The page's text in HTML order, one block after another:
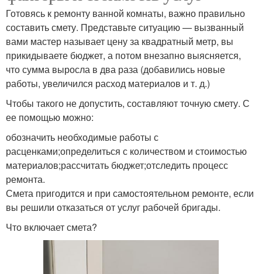
Готовясь к ремонту ванной комнаты, важно правильно
составить смету. Представьте ситуацию — вызванный
вами мастер называет цену за квадратный метр, вы
прикидываете бюджет, а потом внезапно выясняется,
что сумма выросла в два раза (добавились новые
работы, увеличился расход материалов и т. д.)
Чтобы такого не допустить, составляют точную смету. С
ее помощью можно:
обозначить необходимые работы с
расценками;определиться с количеством и стоимостью
материалов;рассчитать бюджет;отследить процесс
ремонта.
Смета пригодится и при самостоятельном ремонте, если
вы решили отказаться от услуг рабочей бригады.
Что включает смета?